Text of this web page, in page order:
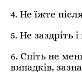
4. Не їжте
5. Не заздріть
6. Спіть не
випадків,